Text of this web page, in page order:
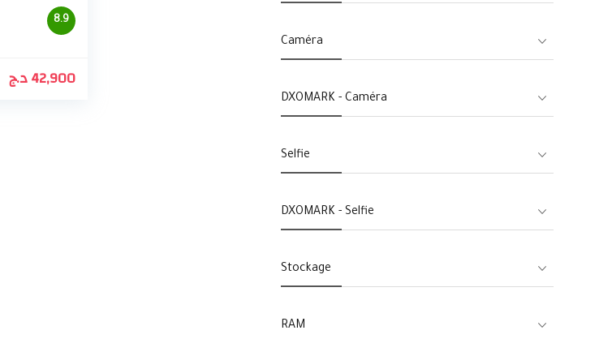
8.9
42,900د.ج
Caméra
DXOMARK - Caméra
Selfie
DXOMARK - Selfie
Stockage
RAM